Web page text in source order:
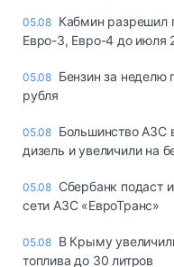
05.08 Кабмин разрешил
Евро-3, Евро-4 до июля
05.08 Бензин за неделю
рубля
05.08 Большинство АЗС
дизель и увеличили на
05.08 Сбербанк подаст
сети АЗС «ЕвроТранс»
05.08 В Крыму
топлива до 30 литров